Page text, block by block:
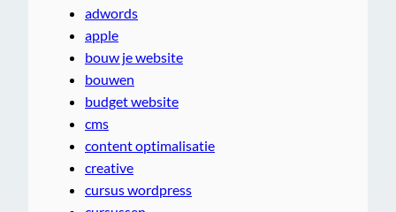
adwords
apple
bouw je website
bouwen
budget website
cms
content optimalisatie
creative
cursus wordpress